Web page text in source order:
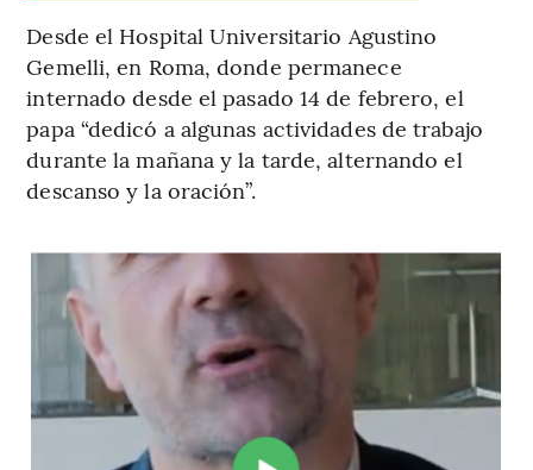
Desde el Hospital Universitario Agustino
Gemelli, en Roma, donde permanece
internado desde el pasado 14 de febrero, el
papa “dedicó a algunas actividades de trabajo
durante la mañana y la tarde, alternando el
descanso y la oración”.